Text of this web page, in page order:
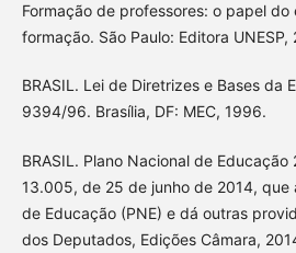
Formação de professores: o papel do
formação. São Paulo: Editora
BRASIL. Lei de Diretrizes e Bases da
9394/96. Brasília, DF: MEC, 1996.
BRASIL. Plano Nacional de
13.005, de 25 de junho de 2014, que
de Educação (PNE) e dá outras
dos Deputados, Edições Câmara,